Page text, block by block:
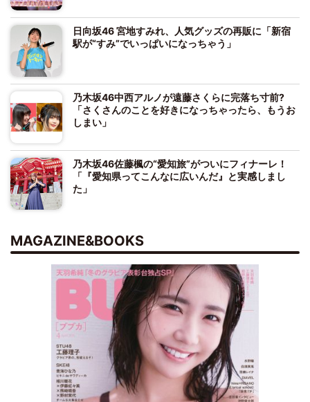
日向坂46 宮地すみれ、人気グッズの再販に「新宿
駅が“すみ”でいっぱいになっちゃう」
乃木坂46中西アルノが遠藤さくらに完落ち寸前?
「さくさんのことを好きになっちゃったら、もうお
しまい」
乃木坂46佐藤楓の“愛知旅”がついにフィナーレ！
「『愛知県ってこんなに広いんだ』と実感しまし
た」
MAGAZINE&BOOKS